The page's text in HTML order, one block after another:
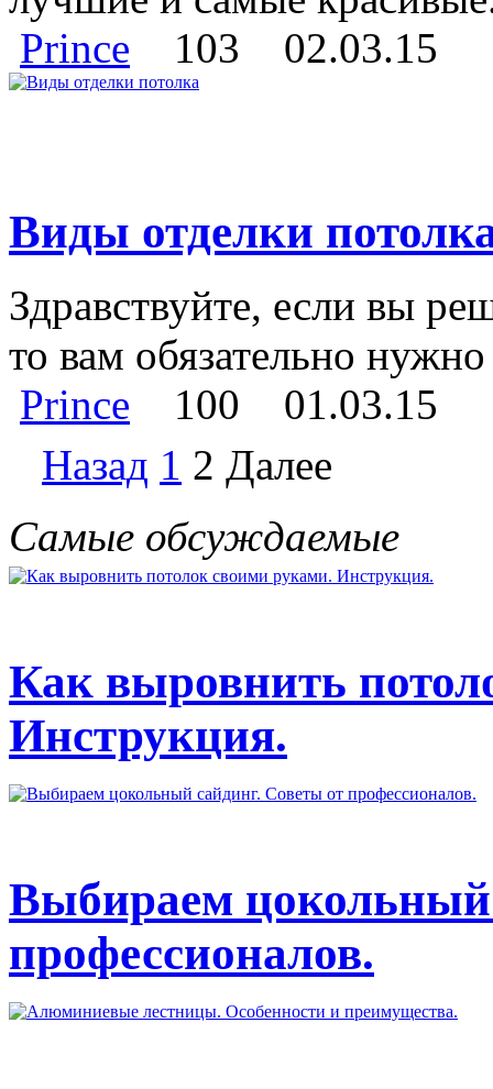
Prince
103 02.03.15
Виды отделки
Здравствуйте, если вы
то вам обязательно
Prince
100
01.03.15
Назад 1 2 Далее
Самые обсуждаемые
Как выровнить
Инструкция.
Выбираем цокольный
профессионалов.